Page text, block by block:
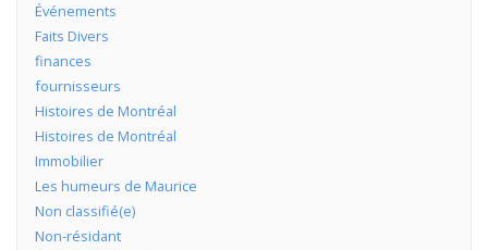
Événements
Faits Divers
finances
fournisseurs
Histoires de Montréal
Histoires de Montréal
Immobilier
Les humeurs de Maurice
Non classifié(e)
Non-résidant